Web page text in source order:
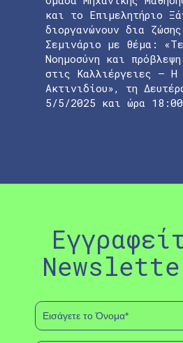
και το Επιμελητήριο
διοργανώνουν δια
Σεμινάριο με θέμα:
Νοημοσύνη και
στις Καλλιέργειες – Η
Ακτινιδίου», τη
5/5/2025 και ώρα